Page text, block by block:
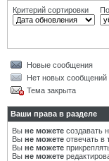
Критерий сортировки
Новые сообщения
Нет новых сообщений
Тема закрыта
Ваши права в разделе
Вы не можете создавать
Вы не можете отвечать в
Вы не можете
Вы не можете